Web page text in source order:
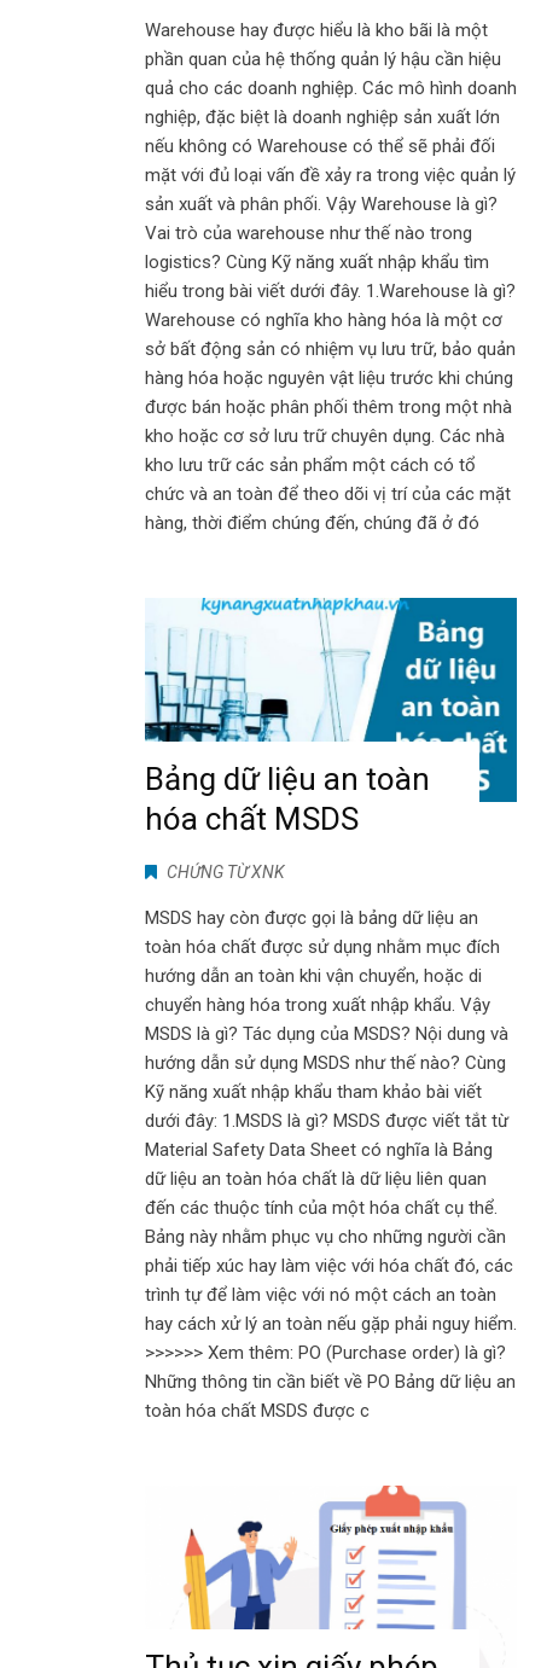
Warehouse hay được hiểu là kho bãi là một
phần quan của hệ thống quản lý hậu cần hiệu
quả cho các doanh nghiệp. Các mô hình doanh
nghiệp, đặc biệt là doanh nghiệp sản xuất lớn
nếu không có Warehouse có thể sẽ phải đối
mặt với đủ loại vấn đề xảy ra trong việc quản lý
sản xuất và phân phối. Vậy Warehouse là gì?
Vai trò của warehouse như thế nào trong
logistics? Cùng Kỹ năng xuất nhập khẩu tìm
hiểu trong bài viết dưới đây. 1.Warehouse là gì?
Warehouse có nghĩa kho hàng hóa là một cơ
sở bất động sản có nhiệm vụ lưu trữ, bảo quản
hàng hóa hoặc nguyên vật liệu trước khi chúng
được bán hoặc phân phối thêm trong một nhà
kho hoặc cơ sở lưu trữ chuyên dụng. Các nhà
kho lưu trữ các sản phẩm một cách có tổ
chức và an toàn để theo dõi vị trí của các mặt
hàng, thời điểm chúng đến, chúng đã ở đó
Bảng dữ liệu an toàn
hóa chất MSDS
CHỨNG TỪ XNK
MSDS hay còn được gọi là bảng dữ liệu an
toàn hóa chất được sử dụng nhằm mục đích
hướng dẫn an toàn khi vận chuyển, hoặc di
chuyển hàng hóa trong xuất nhập khẩu. Vậy
MSDS là gì? Tác dụng của MSDS? Nội dung và
hướng dẫn sử dụng MSDS như thế nào? Cùng
Kỹ năng xuất nhập khẩu tham khảo bài viết
dưới đây: 1.MSDS là gì? MSDS được viết tắt từ
Material Safety Data Sheet có nghĩa là Bảng
dữ liệu an toàn hóa chất là dữ liệu liên quan
đến các thuộc tính của một hóa chất cụ thể.
Bảng này nhằm phục vụ cho những người cần
phải tiếp xúc hay làm việc với hóa chất đó, các
trình tự để làm việc với nó một cách an toàn
hay cách xử lý an toàn nếu gặp phải nguy hiểm.
>>>>>> Xem thêm: PO (Purchase order) là gì?
Những thông tin cần biết về PO Bảng dữ liệu an
toàn hóa chất MSDS được c